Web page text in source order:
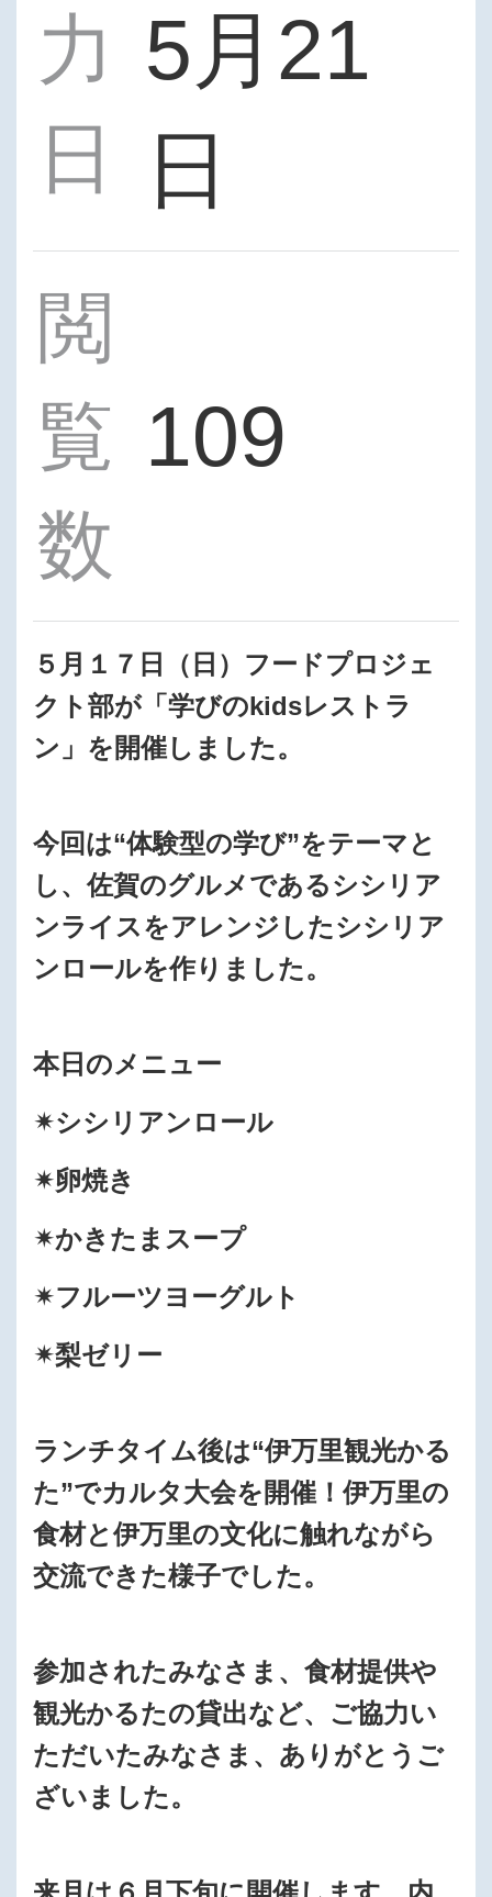
力
日
5月21
日
閲
覧
数
109
５月１７日（日）フードプロジェ
クト部が「学びのkidsレストラ
ン」を開催しました。
今回は“体験型の学び”をテーマと
し、佐賀のグルメであるシシリア
ンライスをアレンジしたシシリア
ンロールを作りました。
本日のメニュー
✴︎シシリアンロール
✴︎卵焼き
✴︎かきたまスープ
✴︎フルーツヨーグルト
✴︎梨ゼリー
ランチタイム後は“伊万里観光かる
た”でカルタ大会を開催！伊万里の
食材と伊万里の文化に触れながら
交流できた様子でした。
参加されたみなさま、食材提供や
観光かるたの貸出など、ご協力い
ただいたみなさま、ありがとうご
ざいました。